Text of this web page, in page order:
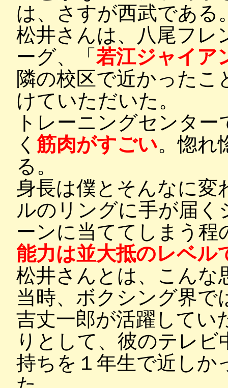
は、さすが西武である
松井さんは、八尾フレ
ーグ、「 若江ジャイア
隣の校区で近かったこ
けていただいた。
トレーニングセンタ
く 筋肉がすごい。惚れ
る。
身長は僕とそんなに変
ルのリングに手が届
ーンに当ててしまう程
能力は並大抵のレベル
松井さんとは、こんな
当時、ボクシング界で
吉丈一郎が活躍してい
りとして、彼のテレ
持ちを１年生で近しか